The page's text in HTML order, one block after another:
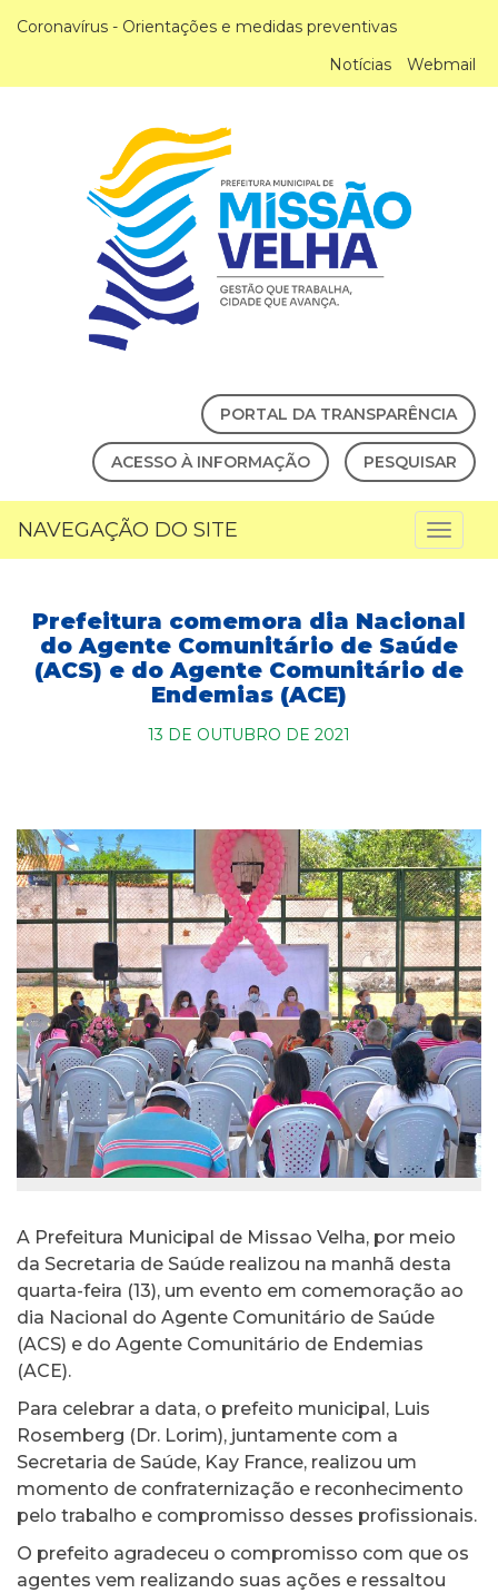
Coronavírus - Orientações e medidas preventivas
Notícias
Webmail
PORTAL DA TRANSPARÊNCIA
ACESSO À INFORMAÇÃO PESQUISAR
NAVEGAÇÃO DO SITE
Prefeitura comemora dia Nacional
do Agente Comunitário de Saúde
(ACS) e do Agente Comunitário de
Endemias (ACE)
13 DE OUTUBRO DE 2021
A Prefeitura Municipal de Missao Velha, por meio
da Secretaria de Saúde realizou na manhã desta
quarta-feira (13), um evento em comemoração ao
dia Nacional do Agente Comunitário de Saúde
(ACS) e do Agente Comunitário de Endemias
(ACE).
Para celebrar a data, o prefeito municipal, Luis
Rosemberg (Dr. Lorim), juntamente com a
Secretaria de Saúde, Kay France, realizou um
momento de confraternização e reconhecimento
pelo trabalho e compromisso desses profissionais.
O prefeito agradeceu o compromisso com que os
agentes vem realizando suas ações e ressaltou